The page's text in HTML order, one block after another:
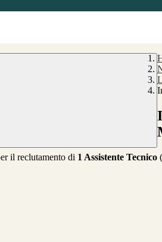
il reclutamento di 1 Assistente Tecnico